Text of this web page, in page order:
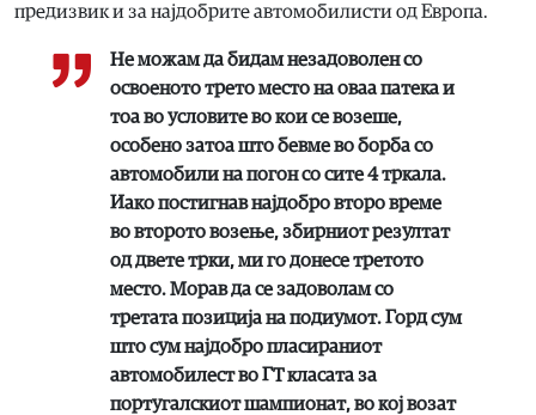
предизвик и за најдобрите автомобилисти од Европа.
Не можам да бидам незадоволен со
освоеното трето место на оваа патека и
тоа во условите во кои се возеше,
особено затоа што бевме во борба со
автомобили на погон со сите 4 тркала.
Иако постигнав најдобро второ време
во второто возење, збирниот резултат
од двете трки, ми го донесе третото
место. Морав да се задоволам со
третата позиција на подиумот. Горд сум
што сум најдобро пласираниот
автомобилест во ГТ класата за
португалскиот шампионат, во кој возат